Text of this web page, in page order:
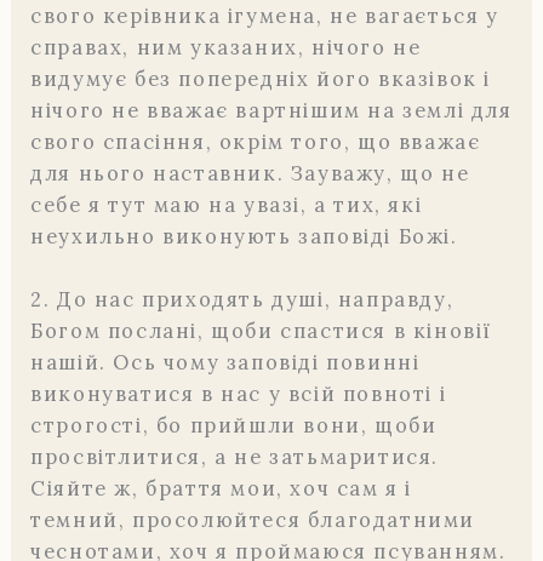
свого керівника ігумена, не вагається у
справах, ним указаних, нічого не
видумує без попередніх його вказівок і
нічого не вважає вартнішим на землі для
свого спасіння, окрім того, що вважає
для нього наставник. Зауважу, що не
себе я тут маю на увазі, а тих, які
неухильно виконують заповіді Божі.
2. До нас приходять душі, направду,
Богом послані, щоби спастися в кіновії
нашій. Ось чому заповіді повинні
виконуватися в нас у всій повноті і
строгості, бо прийшли вони, щоби
просвітлитися, а не затьмаритися.
Сіяйте ж, браття мои, хоч сам я і
темний, просолюйтеся благодатними
чеснотами, хоч я проймаюся псуванням.